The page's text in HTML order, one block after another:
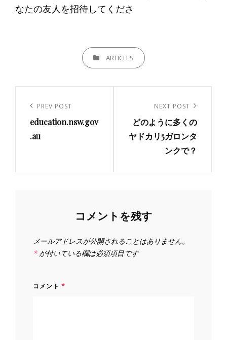
なたの友人を招待してくださ
CATEGORIESARTICLES
ー
Previous
Post
PREV POST
education.nsw.gov
.au
Post
NEXT POST
どのように多くの
ヤドカリ5ガロンタ
ンクで？
コメントを残す
メールアドレスが公開されることはありません。
*が付いている欄は必須項目です
コメント *